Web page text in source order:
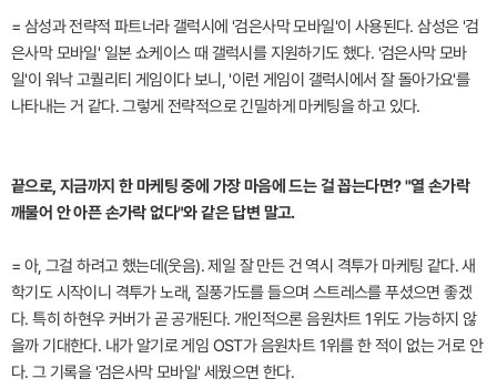
= 삼성과 전략적 파트너라 갤럭시에 '검은사막 모바일'이 사용된다. 삼성은 '검
은사막 모바일' 일본 쇼케이스 때 갤럭시를 지원하기도 했다. '검은사막 모바
일'이 워낙 고퀄리티 게임이다 보니, '이런 게임이 갤럭시에서 잘 돌아가요'를
나타내는 거 같다. 그렇게 전략적으로 긴밀하게 마케팅을 하고 있다.
끝으로, 지금까지 한 마케팅 중에 가장 마음에 드는 걸 꼽는다면? "열 손가락
깨물어 안 아픈 손가락 없다"와 같은 답변 말고.
= 아, 그걸 하려고 했는데(웃음). 제일 잘 만든 건 역시 격투가 마케팅 같다. 새
학기도 시작이니 격투가 노래, 질풍가도를 들으며 스트레스를 푸셨으면 좋겠
다. 특히 하현우 커버가 곧 공개된다. 개인적으론 음원차트 1위도 가능하지 않
을까 기대한다. 내가 알기로 게임 OST가 음원차트 1위를 한 적이 없는 거로 안
다. 그 기록을 '검은사막 모바일' 세웠으면 한다.